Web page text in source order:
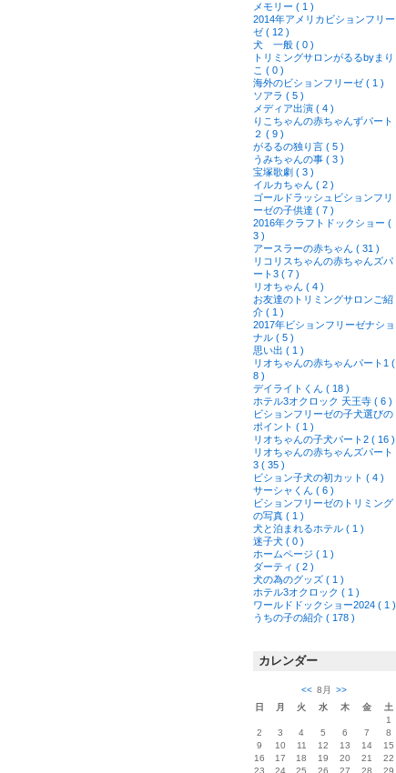
メモリー ( 1 )
2014年アメリカビションフリー
ゼ ( 12 )
犬 一般 ( 0 )
トリミングサロンがるるbyまり
こ ( 0 )
海外のビションフリーゼ ( 1 )
ソアラ ( 5 )
メディア出演 ( 4 )
りこちゃんの赤ちゃんずパート
２ ( 9 )
がるるの独り言 ( 5 )
うみちゃんの事 ( 3 )
宝塚歌劇 ( 3 )
イルカちゃん ( 2 )
ゴールドラッシュビションフリ
ーゼの子供達 ( 7 )
2016年クラフトドックショー (
3 )
アースラーの赤ちゃん ( 31 )
リコリスちゃんの赤ちゃんズパ
ート3 ( 7 )
リオちゃん ( 4 )
お友達のトリミングサロンご紹
介 ( 1 )
2017年ビションフリーゼナショ
ナル ( 5 )
思い出 ( 1 )
リオちゃんの赤ちゃんパート1 (
8 )
デイライトくん ( 18 )
ホテル3オクロック 天王寺 ( 6 )
ビションフリーゼの子犬選びの
ポイント ( 1 )
リオちゃんの子犬パート2 ( 16 )
リオちゃんの赤ちゃんズパート
3 ( 35 )
ビション子犬の初カット ( 4 )
サーシャくん ( 6 )
ビションフリーゼのトリミング
の写真 ( 1 )
犬と泊まれるホテル ( 1 )
迷子犬 ( 0 )
ホームページ ( 1 )
ダーティ ( 2 )
犬の為のグッズ ( 1 )
ホテル3オクロック ( 1 )
ワールドドックショー2024 ( 1 )
うちの子の紹介 ( 178 )
カレンダー
<< 8月
>>
日
月 火 水 木 金
土
1
2
3 4 5 6 7
8
9
10 11 12 13 14
15
16
17 18 19 20 21
22
23
24 25 26 27 28
29